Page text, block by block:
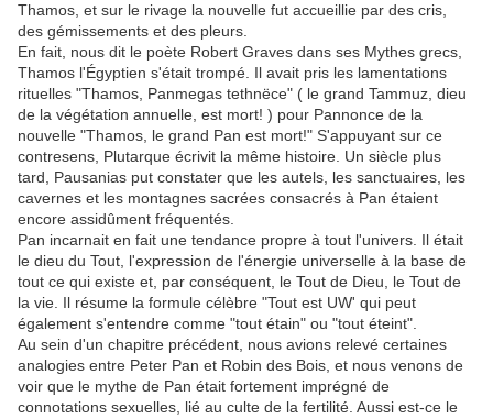
Thamos, et sur le rivage la nouvelle fut accueillie par des cris,
des gémissements et des pleurs.
En fait, nous dit le poète Robert Graves dans ses Mythes grecs,
Thamos l'Égyptien s'était trompé. Il avait pris les lamentations
rituelles "Thamos, Panmegas tethnëce" ( le grand Tammuz, dieu
de la végétation annuelle, est mort! ) pour Pannonce de la
nouvelle "Thamos, le grand Pan est mort!" S'appuyant sur ce
contresens, Plutarque écrivit la même histoire. Un siècle plus
tard, Pausanias put constater que les autels, les sanctuaires, les
cavernes et les montagnes sacrées consacrés à Pan étaient
encore assidûment fréquentés.
Pan incarnait en fait une tendance propre à tout l'univers. Il était
le dieu du Tout, l'expression de l'énergie universelle à la base de
tout ce qui existe et, par conséquent, le Tout de Dieu, le Tout de
la vie. Il résume la formule célèbre "Tout est UW' qui peut
également s'entendre comme "tout étain" ou "tout éteint".
Au sein d'un chapitre précédent, nous avions relevé certaines
analogies entre Peter Pan et Robin des Bois, et nous venons de
voir que le mythe de Pan était fortement imprégné de
connotations sexuelles, lié au culte de la fertilité. Aussi est-ce le